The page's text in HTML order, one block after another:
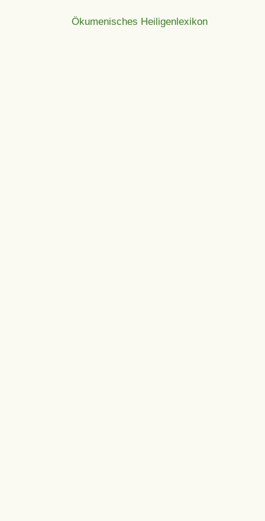
Ökumenisches Heiligenlexikon